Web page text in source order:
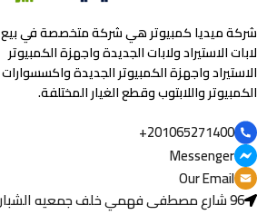
شركة ميديا كمبيوتر هي شركة متخصصة في بيع
لابات الاستيراد ولابات الجديدة واجهزة الكمبيوتر
الاستيراد واجهزة الكمبيوتر الجديدة واكسسوارات
الكمبيوتر واللابتوب وقطع الغيار المختلفة.
201065271400+
Messenger
Our Email
96 شارع مصطفى فهمي خلف جمعيه الشبان المسلمين - المنيا